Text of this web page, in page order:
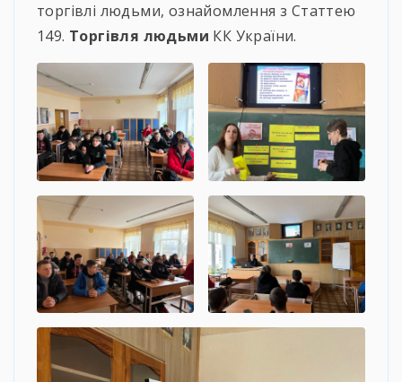
торгівлі людьми, ознайомлення з Статтею
149. Торгівля людьми КК України.